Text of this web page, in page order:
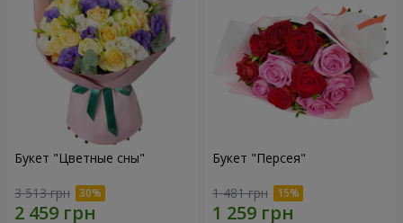
Букет "Цветные сны"
3 513 грн
Букет "Персея"
1 481 грн